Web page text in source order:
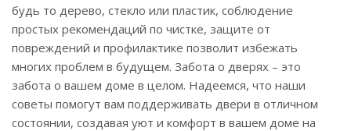
будь то дерево, стекло или пластик, соблюдение
простых рекомендаций по чистке, защите от
повреждений и профилактике позволит избежать
многих проблем в будущем. Забота о дверях – это
забота о вашем доме в целом. Надеемся, что наши
советы помогут вам поддерживать двери в отличном
состоянии, создавая уют и комфорт в вашем доме на